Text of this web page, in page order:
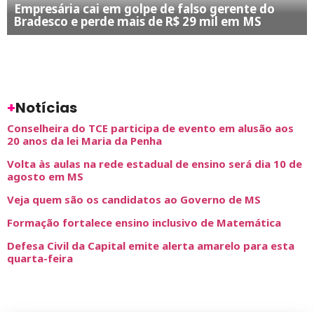
Empresária cai em golpe de falso gerente do
Bradesco e perde mais de R$ 29 mil em MS
+Notícias
Conselheira do TCE participa de evento em alusão aos
20 anos da lei Maria da Penha
Volta às aulas na rede estadual de ensino será dia 10 de
agosto em MS
Veja quem são os candidatos ao Governo de MS
Formação fortalece ensino inclusivo de Matemática
Defesa Civil da Capital emite alerta amarelo para esta
quarta-feira